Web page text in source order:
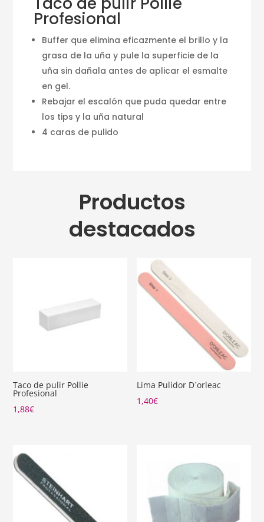
Profesional
Buffer que elimina eficazmente el brillo y la
grasa de la uña y pule la superficie de la
uña sin dañala antes de aplicar el esmalte
en gel.
Rebajar el escalón que puda quedar entre
los tips y la uña natural
4 caras de pulido
Productos
destacados
Taco de pulir Pollie
Profesional
1,88€
Lima Pulidor D´orleac
1,40€